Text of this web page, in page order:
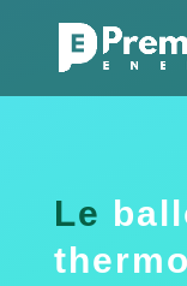
Le